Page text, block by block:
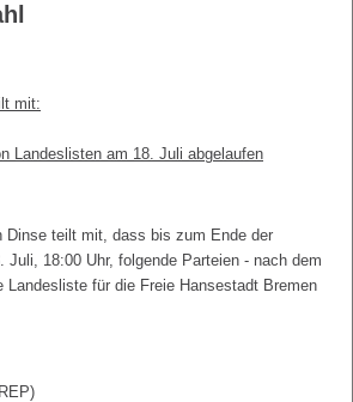
mit:
Landeslisten am 18. Juli abgelaufen
Dinse teilt mit, dass bis zum Ende der
Juli, 18:00 Uhr, folgende Parteien - nach dem
Landesliste für die Freie Hansestadt Bremen